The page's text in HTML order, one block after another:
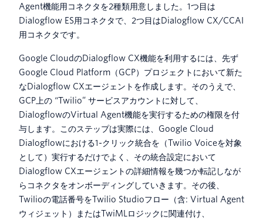
Agent機能用コネクタを2種類用意しました。1つ目は
Dialogflow ES用コネクタで、2つ目はDialogflow CX/CCAI
用コネクタです。
Google CloudのDialogflow CX機能を利用するには、先ず
Google Cloud Platform（GCP）プロジェクトにおいて新た
なDialogflow CXエージェントを作成します。そのうえで、
GCP上の “Twilio” サービスアカウントに対して、
DialogflowのVirtual Agent機能を実行するための権限を付
与します。このステップは実際には、Google Cloud
Dialogflowにおける1-クリック統合を（Twilio Voiceを対象
として）実行するだけでよく、その統合設定において
Dialogflow CXエージェントの詳細情報を幾つか転記しなが
らコネクタをオンボーディングしていきます。その後、
Twilioの電話番号をTwilio Studioフロー（含: Virtual Agent
ウィジェット）またはTwiMLロジックに関連付け、